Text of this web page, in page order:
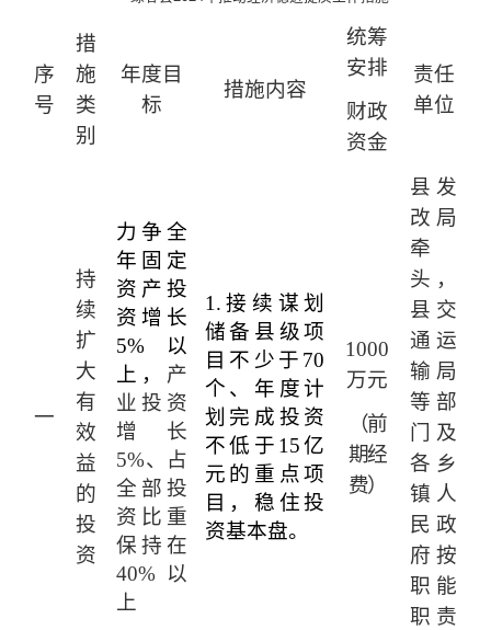
序
号
措
施
类
别
年度目
标
措施内容
统筹
安排
财政
资金
责任
单位
一
持
续
扩
大
有
效
益
的
投
资
力争全
年 固定
资产投
资增长
5%以
上 ， 产
业投资
增长
5%、占
全部投
资比重
保持在
40%以
上
1. 接续谋划
储备县级项
目不少于 70
个、年度计
划完成投资
不低于 15亿
元的重点项
目，稳住投
资基本盘。
1000
万元
（前
期经
费）
县发
改局
牵
头，
县交
通运
输局
等部
门及
各乡
镇人
民政
府按
职能
职责